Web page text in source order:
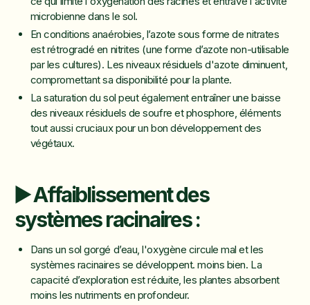
microbienne dans le sol.
En conditions anaérobies, l’azote sous forme de nitrates
est rétrogradé en nitrites (une forme d’azote non-utilisable
par les cultures). Les niveaux résiduels d'azote diminuent,
compromettant sa disponibilité pour la plante.
La saturation du sol peut également entraîner une baisse
des niveaux résiduels de soufre et phosphore, éléments
tout aussi cruciaux pour un bon développement des
végétaux.
▶️ Affaiblissement des
systèmes racinaires :
Dans un sol gorgé d’eau, l'oxygène circule mal et les
systèmes racinaires se développent. moins bien. La
capacité d’exploration est réduite, les plantes absorbent
moins les nutriments en profondeur.